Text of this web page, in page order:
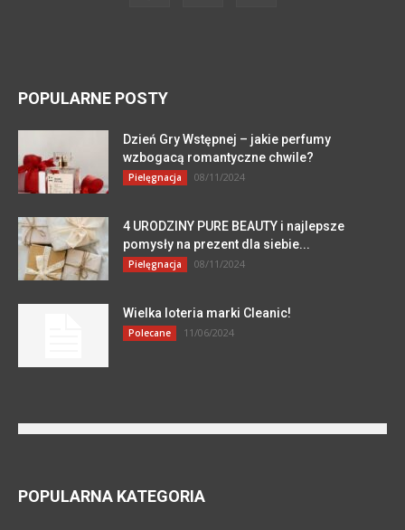
POPULARNE POSTY
Dzień Gry Wstępnej – jakie perfumy
wzbogacą romantyczne chwile?
Pielęgnacja 08/11/2024
4 URODZINY PURE BEAUTY i najlepsze
pomysły na prezent dla siebie...
Pielęgnacja 08/11/2024
Wielka loteria marki Cleanic!
Polecane 11/06/2024
POPULARNA KATEGORIA